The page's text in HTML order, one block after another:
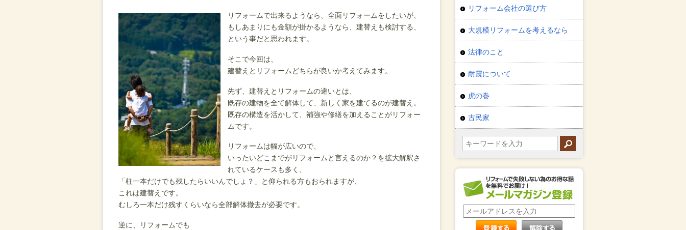
リフォームで出来るようなら、全面リフォームをしたいが、
もしあまりにも金額が掛かるようなら、建替えも検討する、
という事だと思われます。
そこで今回は、
建替えとリフォームどちらが良いか考えてみます。
先ず、建替えとリフォームの違いとは、
既存の建物を全て解体して、新しく家を建てるのが建替え。
既存の構造を活かして、補強や修繕を加えることがリフォー
ムです。
リフォームは幅が広いので、
いったいどこまでがリフォームと言えるのか？を拡大解釈さ
れているケースも多く、
「柱一本だけでも残したらいいんでしょ？」と仰られる方もおられますが、
これは建替えです。
むしろ一本だけ残すくらいなら全部解体撤去が必要です。
逆に、リフォームでも
リフォーム会社の選び方
大規模リフォームを考えるなら
法律のこと
耐震について
虎の巻
古民家